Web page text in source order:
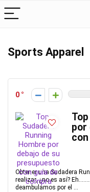
Sports Apparel
0
por
Obtener una Sudadera
realizar, ¿no es así?
deambulamos por el ...